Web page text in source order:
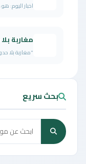
اخبار اليوم:
مغاربة
"مغاربة بلا
بحث سريع